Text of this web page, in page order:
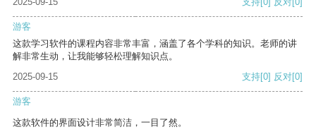
游客
这款学习软件的课程内容非常丰富，涵盖了各个学科的知识。老师的讲
解非常生动，让我能够轻松理解知识点。
2025-09-15
支持[0] 反对[0]
游客
这款软件的界面设计非常简洁，一目了然。